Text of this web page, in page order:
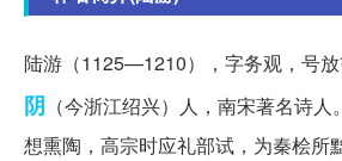
陆游（1125—1210），字务观，号
阴 （今浙江绍兴）人，南宋著名诗
想熏陶，高宗时应礼部试，为秦桧所